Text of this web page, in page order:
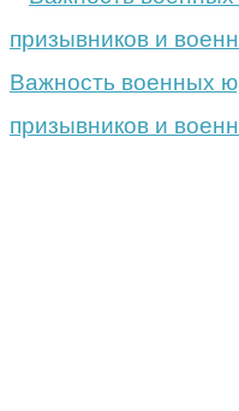
Важность военных
призывников и